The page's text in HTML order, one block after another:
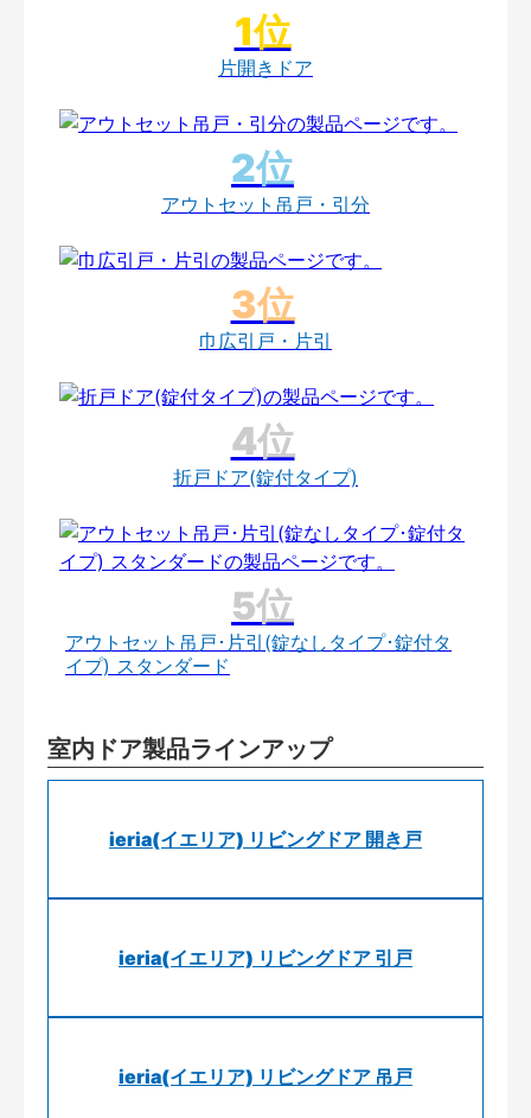
片開きドア
アウトセット吊戸・引分
巾広引戸・片引
折戸ドア(錠付タイプ)
アウトセット吊戸･片引(錠なしタイプ･錠付タ
イプ) スタンダード
室内ドア製品ラインアップ
ieria(イエリア) リビングドア 開き戸
ieria(イエリア) リビングドア 引戸
ieria(イエリア) リビングドア 吊戸